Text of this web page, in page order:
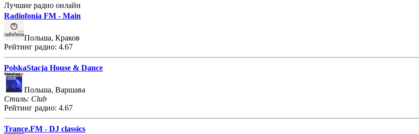
Лучшие радио онлайн
Radiofonia FM - Main
Польша, Краков
Рейтинг радио: 4.67
PolskaStacja House & Dance
Польша, Варшава
Стиль: Club
Рейтинг радио: 4.67
Trance.FM - DJ classics